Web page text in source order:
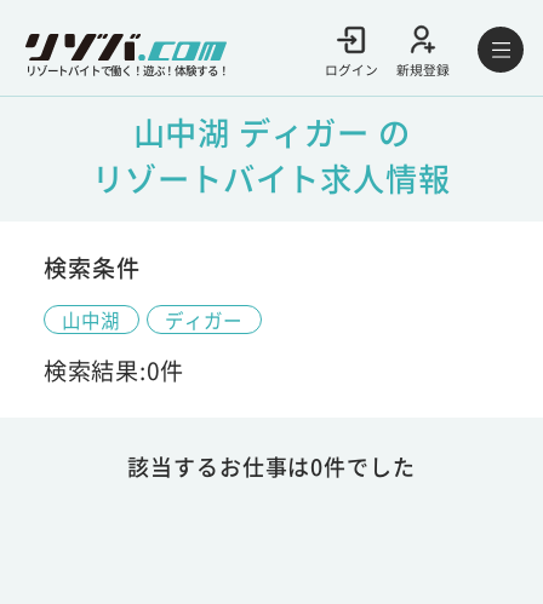
リゾートバイトで働く！遊ぶ！体験する！ ログイン 新規登録
山中湖 ディガー の
リゾートバイト求人情報
検索条件
山中湖 ディガー
検索結果:0件
該当するお仕事は0件でした